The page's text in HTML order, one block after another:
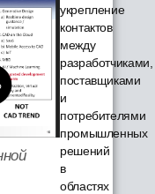
укрепление
контактов
между
разработчиками,
поставщиками
и
потребителями
промышленных
решений
в
областях